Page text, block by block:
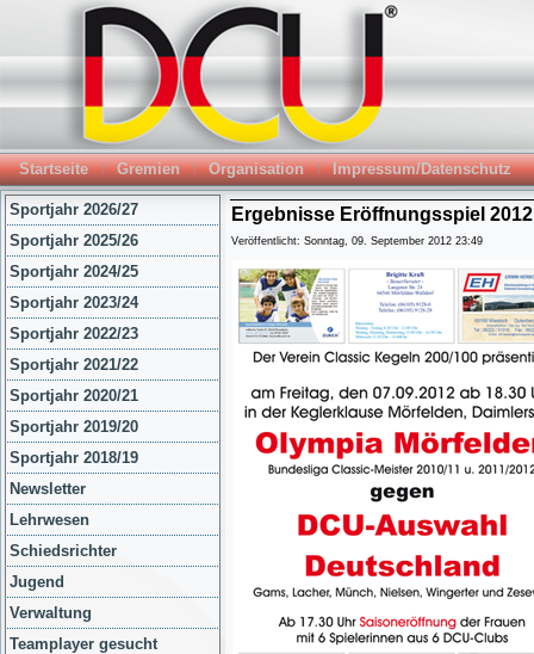
Startseite Gremien Organisation Impressum/Datenschutz
Sportjahr 2026/27
Sportjahr 2025/26
Sportjahr 2024/25
Sportjahr 2023/24
Sportjahr 2022/23
Sportjahr 2021/22
Sportjahr 2020/21
Sportjahr 2019/20
Sportjahr 2018/19
Newsletter
Lehrwesen
Schiedsrichter
Jugend
Verwaltung
Teamplayer gesucht
Ergebnisse Eröffnungsspiel 2012
Veröffentlicht: Sonntag, 09. September 2012 23:49